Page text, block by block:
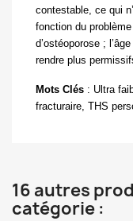
contestable, ce qui
fonction du
d’ostéoporose ;
rendre plus
Mots Clés : Ultra
fracturaire, THS
16 autres
catégorie :